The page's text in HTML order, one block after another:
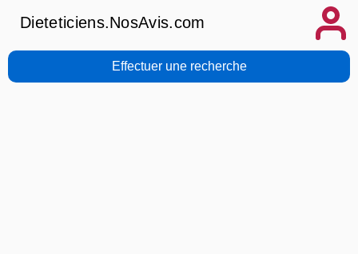
Dieteticiens.NosAvis.com
Effectuer une recherche